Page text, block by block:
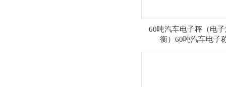
60吨汽车电子秤（电
衡）60吨汽车电子